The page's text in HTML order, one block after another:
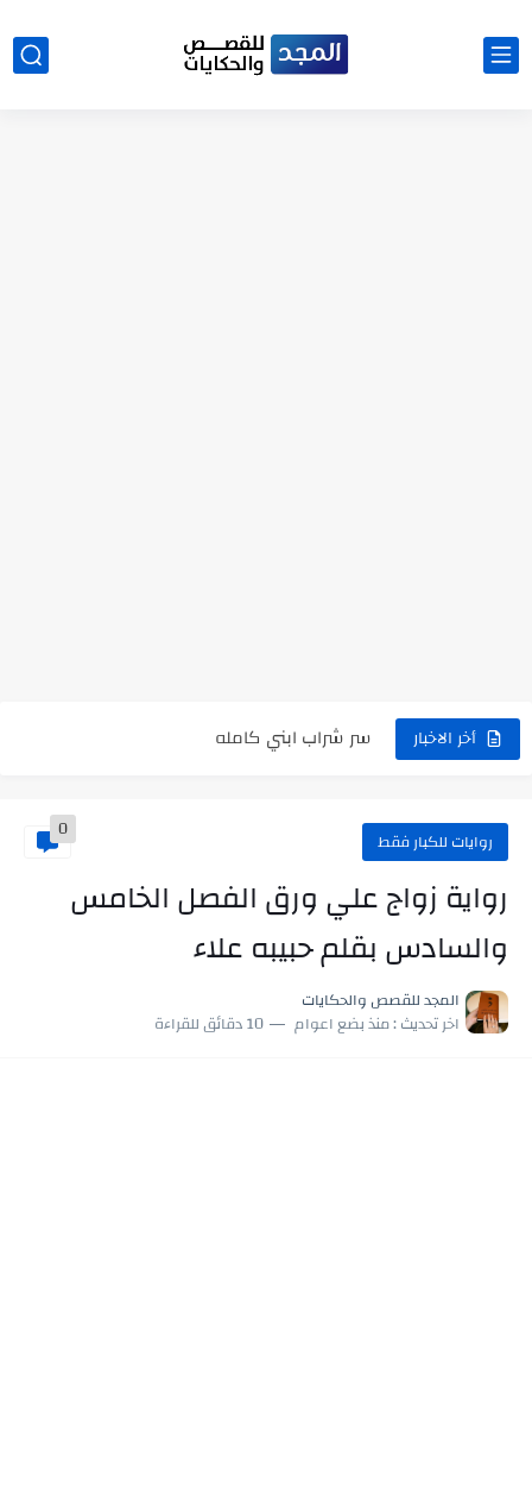
أخر الاخبار
سر شراب ابني كامله
استعلم الآن عن نتيجة الثانوية العامة 2026 برقم الجلوس والاسم
روايات للكبار فقط 0
رواية زواج علي ورق الفصل الخامس
والسادس بقلم حبيبه علاء
المجد للقصص والحكايات
اخر تحديث :منذ بضع اعوام 10 دقائق للقراءة